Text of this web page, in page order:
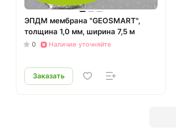
ЭПДМ мембрана "GEOSMART",
толщина 1,0 мм, ширина 7,5 м
0 Наличие уточняйте
Заказать